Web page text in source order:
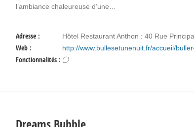
l’ambiance chaleureuse d’une…
Adresse : Hôtel Restaurant Anthon : 40 Rue
Web : http://www.bullesetunenuit.fr/accueil/
Fonctionnalités :
Dreams Bubble